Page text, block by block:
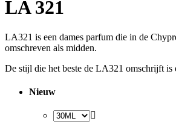
LA 321
LA321 is een dames parfum die in de
omschreven als midden.
De stijl die het beste de LA321 omschrijft is
Nieuw